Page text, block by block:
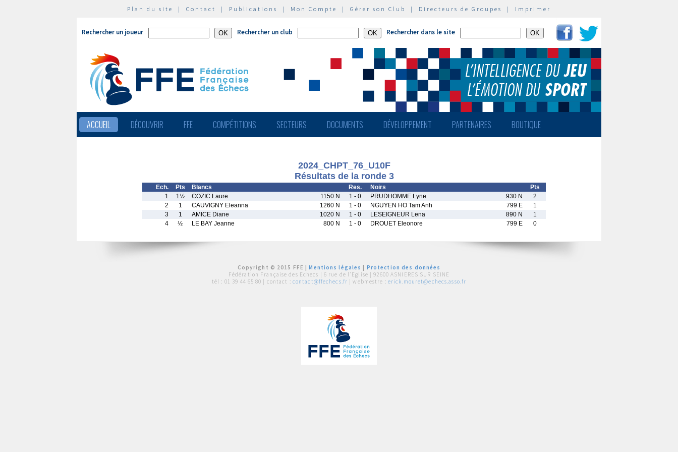
Plan du site | Contact | Publications | Mon Compte | Gérer son Club | Directeurs de Groupes | Imprimer
Rechercher un joueur Rechercher un club Rechercher dans le site
ACCUEIL DÉCOUVRIR FFE COMPÉTITIONS SECTEURS DOCUMENTS DÉVELOPPEMENT PARTENAIRES BOUTIQUE
2024_CHPT_76_U10F
Résultats de la ronde 3
Ech. Pts Blancs Res. Noirs
Pts
1
1½ COZIC Laure 1150 N 1 - 0 PRUDHOMME Lyne 930 N
2
2
1 CAUVIGNY Eleanna 1260 N 1 - 0 NGUYEN HO Tam Anh 799 E
1
3
1 AMICE Diane 1020 N 1 - 0 LESEIGNEUR Lena 890 N
1
4
½ LE BAY Jeanne 800 N 1 - 0 DROUET Eleonore 799 E 0
Copyright © 2015 FFE |Mentions légales
Protection des données
Fédération Française des Echecs | 6 rue de l'Eglise | 92600 ASNIERES SUR SEINE
tél : 01 39 44 65 80 | contact : contact@ffechecs.fr | webmestre : erick.mouret@echecs.asso.fr